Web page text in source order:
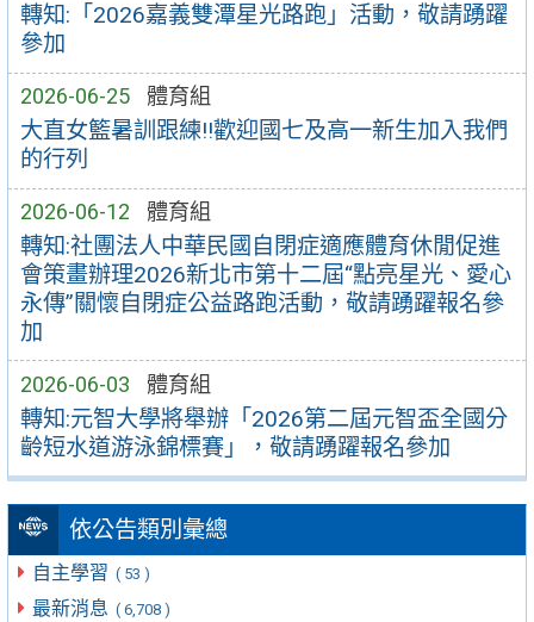
轉知:「2026嘉義雙潭星光路跑」活動，敬請踴躍
參加
2026-06-25 體育組
大直女籃暑訓跟練!!歡迎國七及高一新生加入我們
的行列
2026-06-12 體育組
轉知:社團法人中華民國自閉症適應體育休閒促進
會策畫辦理2026新北市第十二屆“點亮星光、愛心
永傳”關懷自閉症公益路跑活動，敬請踴躍報名參
加
2026-06-03 體育組
轉知:元智大學將舉辦「2026第二屆元智盃全國分
齡短水道游泳錦標賽」，敬請踴躍報名參加
依公告類別彙總
自主學習 ( 53 )
最新消息 ( 6,708 )